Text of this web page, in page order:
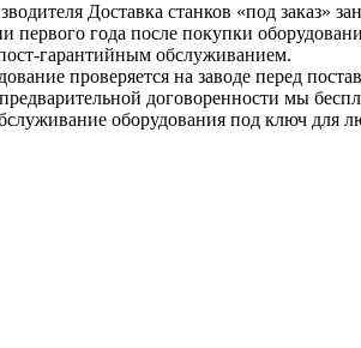
Доставка станков «под заказ»
первого года после покупки
гарантийным обслуживанием.
проверяется на заводе перед
договоренности мы
оборудования под ключ для